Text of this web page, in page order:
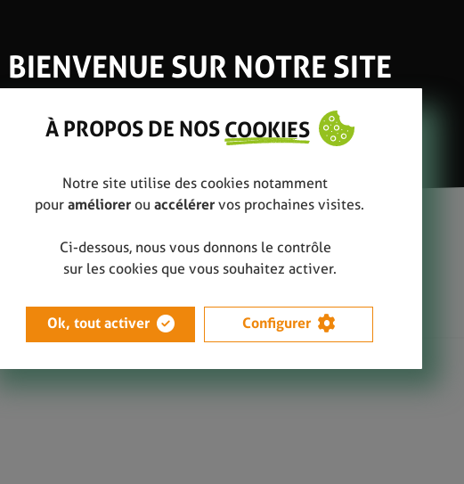
BIENVENUE SUR NOTRE SITE
À PROPOS DE NOS COOKIES
Notre site utilise des cookies notamment
pour améliorer ou accélérer vos prochaines visites.
Ci-dessous, nous vous donnons le contrôle
sur les cookies que vous souhaitez activer.
Ok, tout activer Configurer